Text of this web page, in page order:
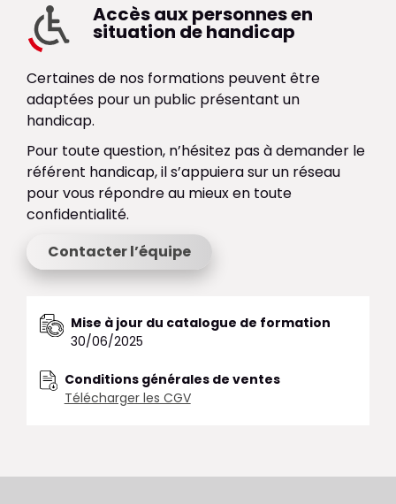
Accès aux personnes en
situation de handicap
Certaines de nos formations peuvent être
adaptées pour un public présentant un
handicap.
Pour toute question, n’hésitez pas à demander le
référent handicap, il s’appuiera sur un réseau
pour vous répondre au mieux en toute
confidentialité.
Contacter l’équipe
Mise à jour du catalogue de formation
30/06/2025
Conditions générales de ventes
Télécharger les CGV